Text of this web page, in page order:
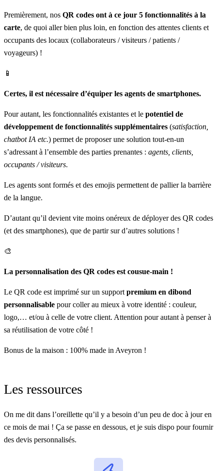
Premièrement, nos QR codes ont à ce jour 5 fonctionnalités à la
carte, de quoi aller bien plus loin, en fonction des attentes clients et
occupants des locaux (collaborateurs / visiteurs / patients /
voyageurs) !
📱
Certes, il est nécessaire d’équiper les agents de smartphones.
Pour autant, les fonctionnalités existantes et le potentiel de
développement de fonctionnalités supplémentaires (satisfaction,
chatbot IA etc.) permet de proposer une solution tout-en-un
s’adressant à l’ensemble des parties prenantes : agents, clients,
occupants / visiteurs.
Les agents sont formés et des emojis permettent de pallier la barrière
de la langue.
D’autant qu’il devient vite moins onéreux de déployer des QR codes
(et des smartphones), que de partir sur d’autres solutions !
🎨
La personnalisation des QR codes est cousue-main !
Le QR code est imprimé sur un supportpremium en dibond
personnalisable pour coller au mieux à votre identité : couleur,
logo,… et/ou à celle de votre client. Attention pour autant à penser à
sa réutilisation de votre côté !
Bonus de la maison : 100% made in Aveyron !
Les ressources
On me dit dans l’oreillette qu’il y a besoin d’un peu de doc à jour en
ce mois de mai ! Ça se passe en dessous, et je suis dispo pour fournir
des devis personnalisés.